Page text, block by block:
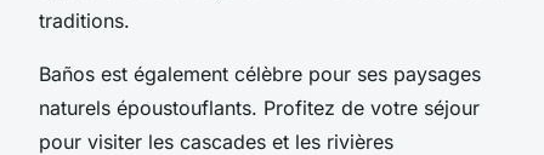
traditions.
Baños est également célèbre pour ses paysages
naturels époustouflants. Profitez de votre séjour
pour visiter les cascades et les rivières